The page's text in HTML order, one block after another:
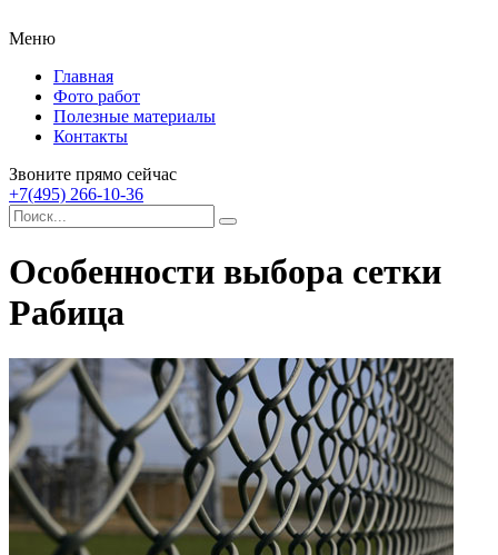
Меню
Главная
Фото работ
Полезные материалы
Контакты
Звоните прямо сейчас
+7(495) 266-10-36
Особенности выбора сетки
Рабица